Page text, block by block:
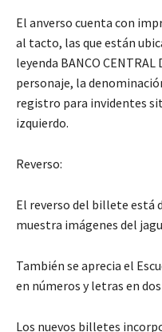
El anverso cuenta con
al tacto, las que están
leyenda BANCO CENTRAL
personaje, la
registro para invidentes
izquierdo.
Reverso:
El reverso del billete está
muestra imágenes del
También se aprecia el
en números y letras en
Los nuevos billetes